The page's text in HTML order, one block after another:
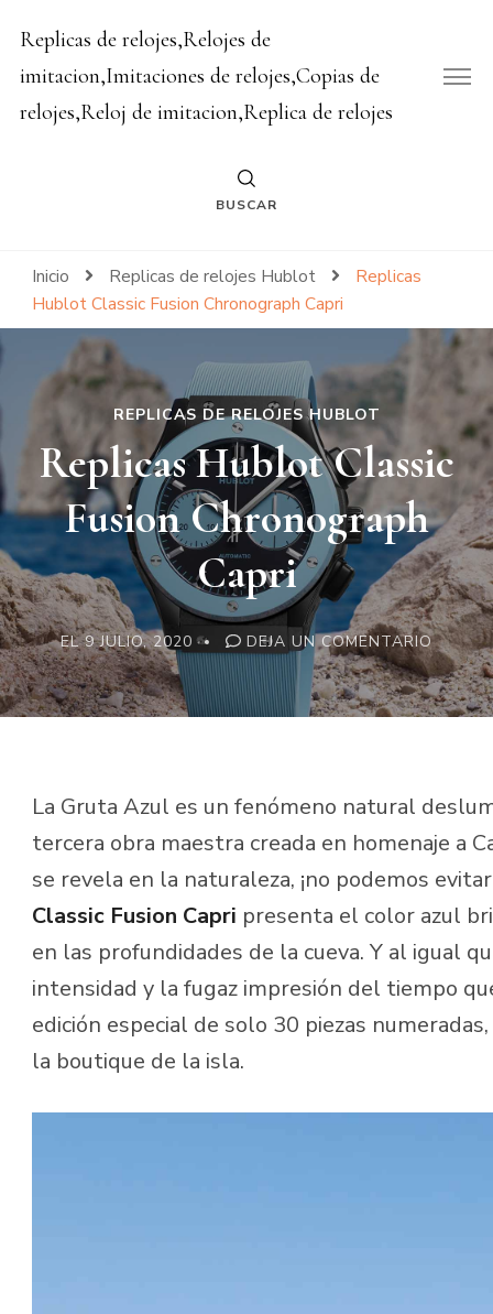
Replicas de relojes,Relojes de
imitacion,Imitaciones de relojes,Copias de
relojes,Reloj de imitacion,Replica de relojes
BUSCAR
Inicio Replicas de relojes Hublot
Replicas
Hublot Classic Fusion Chronograph Capri
REPLICAS DE RELOJES HUBLOT
Replicas Hublot Classic
Fusion Chronograph
Capri
EL9 JULIO, 2020 DEJA UN COMENTARIOEN
FUSION
La Gruta Azul es un fenómeno natural
tercera obra maestra creada en homenaje a
se revela en la naturaleza, ¡no podemos
Classic Fusion Capri presenta el color azul
en las profundidades de la cueva. Y al igual
intensidad y la fugaz impresión del tiempo
edición especial de solo 30 piezas
la boutique de la isla.